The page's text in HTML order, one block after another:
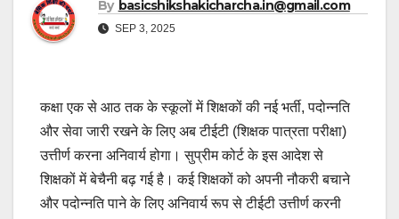
By basicshikshakicharcha.in@gmail.com
SEP 3, 2025
कक्षा एक से आठ तक के स्कूलों में शिक्षकों की नई भर्ती, पदोन्नति
और सेवा जारी रखने के लिए अब टीईटी (शिक्षक पात्रता परीक्षा)
उत्तीर्ण करना अनिवार्य होगा। सुप्रीम कोर्ट के इस आदेश से
शिक्षकों में बेचैनी बढ़ गई है। कई शिक्षकों को अपनी नौकरी बचाने
और पदोन्नति पाने के लिए अनिवार्य रूप से टीईटी उत्तीर्ण करनी